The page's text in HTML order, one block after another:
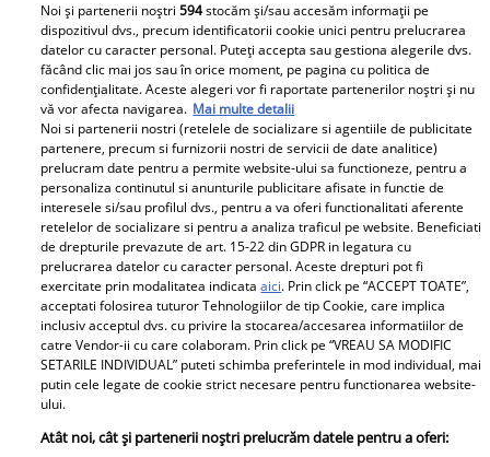
Baby
Topul alimentelor din
supermarket
periculoase pentru
copii. Atenționarea
nutriționiștilor
Soțul Laurei Cosoi,
Cosmin Curticăpean, a
făcut cel mai așteptat
anunț - a spus sexul
celui de-al 5-lea copil!!
După 4 fetițe urmează...
Noi și partenerii noștri594stocăm și/sau accesăm informații pe
dispozitivul dvs., precum identificatorii cookie unici pentru prelucrarea
datelor cu caracter personal. Puteți accepta sau gestiona alegerile dvs.
făcând clic mai jos sau în orice moment, pe pagina cu politica de
confidențialitate. Aceste alegeri vor fi raportate partenerilor noștri și nu
vă vor afecta navigarea. Mai multe detalii
Noi si partenerii nostri (retelele de socializare si agentiile de publicitate
partenere, precum si furnizorii nostri de servicii de date analitice)
prelucram date pentru a permite website-ului sa functioneze, pentru a
personaliza continutul si anunturile publicitare afisate in functie de
interesele si/sau profilul dvs., pentru a va oferi functionalitati aferente
retelelor de socializare si pentru a analiza traficul pe website. Beneficiati
de drepturile prevazute de art. 15-22 din GDPR in legatura cu
prelucrarea datelor cu caracter personal. Aceste drepturi pot fi
exercitate prin modalitatea indicataaici. Prin click pe “ACCEPT TOATE”,
acceptati folosirea tuturor Tehnologiilor de tip Cookie, care implica
inclusiv acceptul dvs. cu privire la stocarea/accesarea informatiilor de
catre Vendor-ii cu care colaboram. Prin click pe “VREAU SA MODIFIC
SETARILE INDIVIDUAL” puteti schimba preferintele in mod individual, mai
putin cele legate de cookie strict necesare pentru functionarea website-
ului.
Atât noi, cât și partenerii noștri prelucrăm datele pentru a oferi: